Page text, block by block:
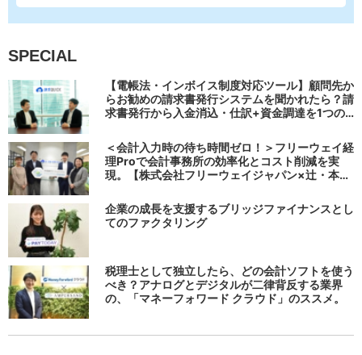
SPECIAL
【電帳法・インボイス制度対応ツール】顧問先か
らお勧めの請求書発行システムを聞かれたら？請
求書発行から入金消込・仕訳+資金調達を1つの
＜会計入力時の待ち時間ゼロ！＞フリーウェイ経
理Proで会計事務所の効率化とコスト削減を実
現。【株式会社フリーウェイジャパン×辻・本郷
企業の成長を支援するブリッジファイナンスとし
てのファクタリング
税理士として独立したら、どの会計ソフトを使う
べき？アナログとデジタルが二律背反する業界
の、「マネーフォワード クラウド」のススメ。